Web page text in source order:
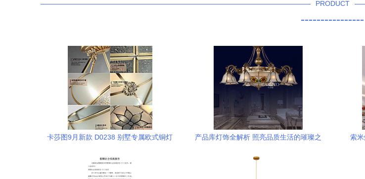
PRODUCT
----------------
卡莎图9月新款 D0238 别墅专属欧式铜灯
产品库灯饰全解析 照亮品质生活的璀璨之
索